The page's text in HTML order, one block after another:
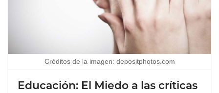
Créditos de la imagen: depositphotos.com
Educación: El Miedo a las críticas